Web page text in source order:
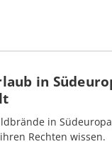
in
in
Rechten wissen.